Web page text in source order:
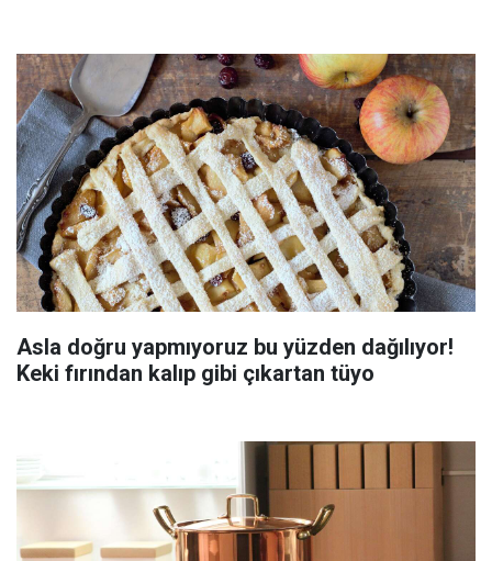
Asla doğru yapmıyoruz bu yüzden dağılıyor!
Keki fırından kalıp gibi çıkartan tüyo